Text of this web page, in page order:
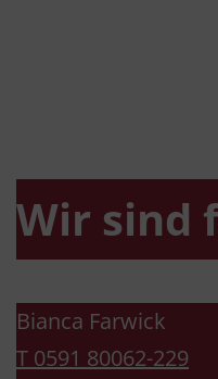
Wir sind
Bianca Farwick
T 0591 80062-229